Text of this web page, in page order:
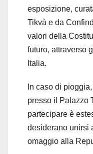
esposizione,
Tikvà e da
valori della
futuro, attraverso
Italia.
In caso di
presso il Palazzo
partecipare è
desiderano unirsi
omaggio alla